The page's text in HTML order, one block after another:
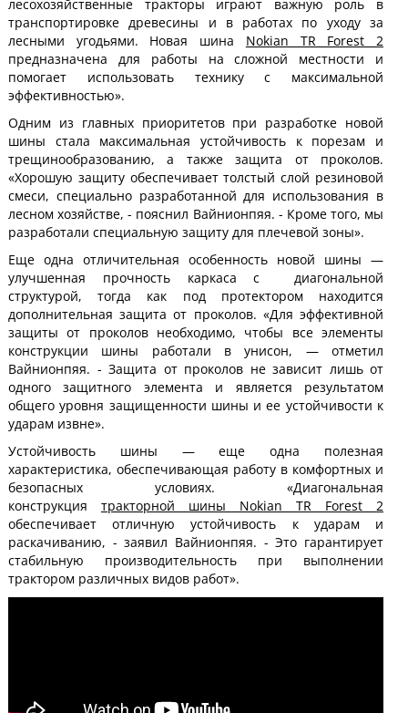
лесохозяйственные тракторы играют важную роль в
транспортировке древесины и в работах по уходу за
лесными угодьями. Новая шина Nokian TR Forest 2
предназначена для работы на сложной местности и
помогает использовать технику с максимальной
эффективностью».
Одним из главных приоритетов при разработке новой
шины стала максимальная устойчивость к порезам и
трещинообразованию, а также защита от проколов.
«Хорошую защиту обеспечивает толстый слой резиновой
смеси, специально разработанной для использования в
лесном хозяйстве, - пояснил Вайнионпяя. - Кроме того, мы
разработали специальную защиту для плечевой зоны».
Еще одна отличительная особенность новой шины —
улучшенная прочность каркаса с диагональной
структурой, тогда как под протектором находится
дополнительная защита от проколов. «Для эффективной
защиты от проколов необходимо, чтобы все элементы
конструкции шины работали в унисон, — отметил
Вайнионпяя. - Защита от проколов не зависит лишь от
одного защитного элемента и является результатом
общего уровня защищенности шины и ее устойчивости к
ударам извне».
Устойчивость шины — еще одна полезная
характеристика, обеспечивающая работу в комфортных и
безопасных условиях. «Диагональная
конструкция тракторной шины Nokian TR Forest 2
обеспечивает отличную устойчивость к ударам и
раскачиванию, - заявил Вайнионпяя. - Это гарантирует
стабильную производительность при выполнении
трактором различных видов работ».